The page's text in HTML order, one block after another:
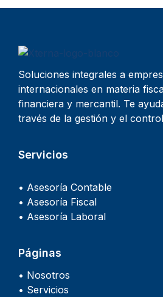
Soluciones integrales a
internacionales en materia
financiera y mercantil. Te
través de la gestión y el
Servicios
• Asesoría Contable
• Asesoría Fiscal
• Asesoría Laboral
Páginas
• Nosotros
• Servicios